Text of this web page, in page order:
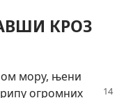
КРОЗ
мору, њени
огромних